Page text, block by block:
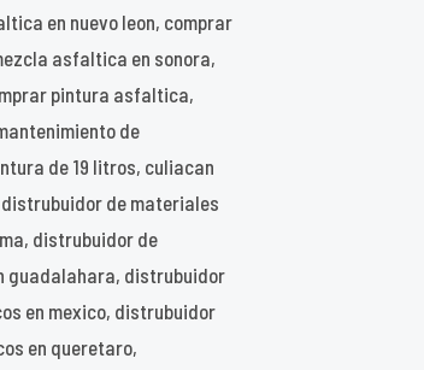
en nuevo leon, comprar
asfaltica en sonora,
pintura asfaltica,
de
de 19 litros, culiacan
de materiales
distrubuidor de
guadalahara, distrubuidor
en mexico, distrubuidor
en queretaro,